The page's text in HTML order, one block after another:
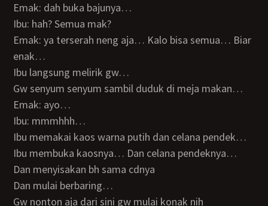
Emak: dah buka bajunya…
Ibu: hah? Semua mak?
Emak: ya terserah neng aja… Kalo bisa semua… Biar
enak…
Ibu langsung melirik gw…
Gw senyum senyum sambil duduk di meja makan…
Emak: ayo…
Ibu: mmmhhh…
Ibu memakai kaos warna putih dan celana pendek…
Ibu membuka kaosnya… Dan celana pendeknya…
Dan menyisakan bh sama cdnya
Dan mulai berbaring…
Gw nonton aja dari sini gw mulai konak nih